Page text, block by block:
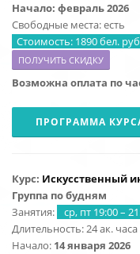
Начало: февраль 2026
Свободные места: есть
Стоимость: 1890 бел.
ПОЛУЧИТЬ СКИДКУ
Возможна оплата по
ПРОГРАММА
Курс: Искусственный
Группа по будням
Занятия:
ср, пт 19:00 –
Длительность: 24 ак. часа
Начало: 14 января 2026